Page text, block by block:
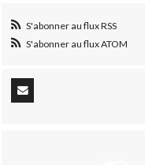
S'abonner au flux RSS
S'abonner au flux ATOM